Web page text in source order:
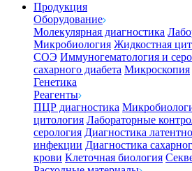
Продукция
Оборудование
Молекулярная диагностика
Микробиология Жидкостная
СОЭ Иммуногематология и
сахарного диабета Микроскопия
Генетика
Реагенты
ПЦР диагностика
цитология Лабораторные
серология Диагностика
инфекции Диагностика
крови Клеточная биология